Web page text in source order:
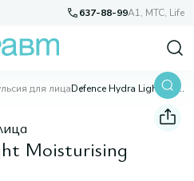
637-88-99A1, МТС, Life
для лица Defence Hydra Light Moisturising Cream
Moisturising